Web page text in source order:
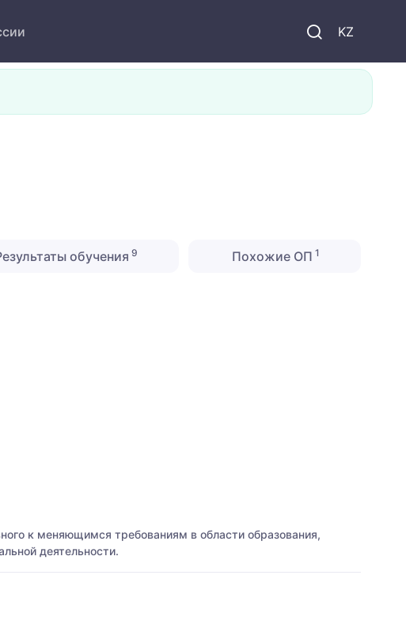
KZ
обучения 9 Похожие ОП 1
к меняющимся требованиям в области образования,
деятельности.